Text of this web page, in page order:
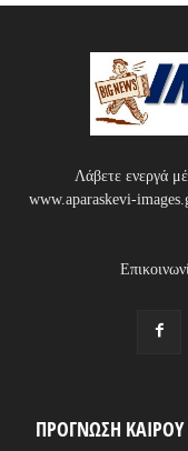
Λάβετε ενεργά
www.aparaskevi-
ΠΡΟΓΝΩΣΗ ΚΑΙΡΟΥ